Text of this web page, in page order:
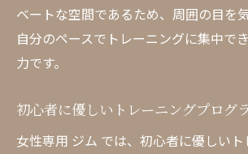
ベートな空間であるため、周囲の目を
自分のペースでトレーニングに集中で
力です。
初心者に優しいトレーニングプログ
女性専用 ジム では、初心者に優しい